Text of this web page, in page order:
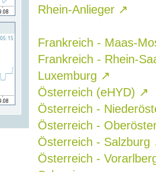
Rhein-Anlieger ↗
Frankreich - Maas-
Frankreich - Rhein-
Luxemburg ↗
Österreich (eHYD) ↗
Österreich -
Österreich -
Österreich - Salzburg
Österreich -